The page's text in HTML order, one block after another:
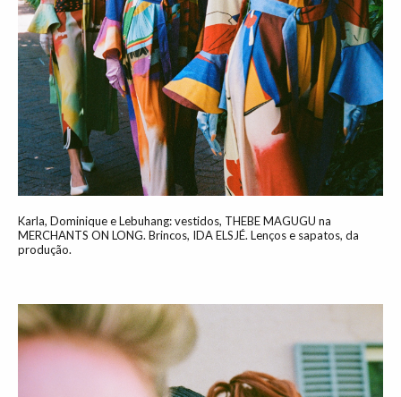
Karla, Dominique e Lebuhang: vestidos, THEBE MAGUGU na
MERCHANTS ON LONG. Brincos, IDA ELSJÉ. Lenços e sapatos, da
produção.